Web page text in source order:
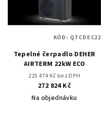
Tepelné čerpadlo DEHER
AIRTERM 22kW ECO
225 474 Kč bez DPH
272 824 Kč
Na objednávku
KÓD: QTCDEC22